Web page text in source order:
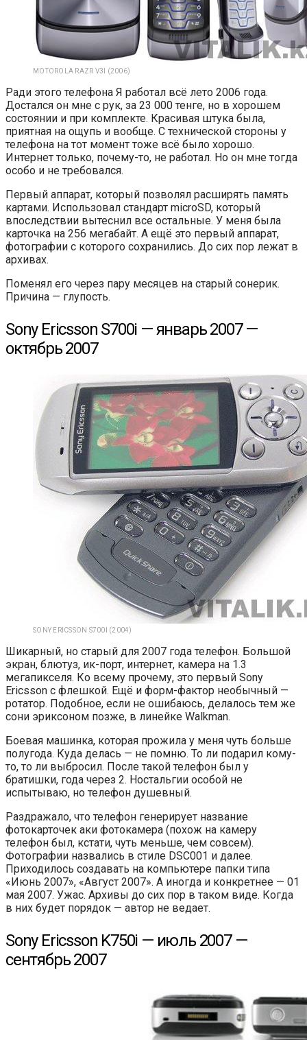
MOTOROLA RAZR V3I (2006)
Ради этого телефона Я работал всё лето 2006 года.
Достался он мне с рук, за 23 000 тенге, но в хорошем
состоянии и при комплекте. Красивая штука была,
приятная на ощупь и вообще. С технической стороны у
телефона на тот момент тоже всё было хорошо.
Интернет только, почему-то, не работал. Но он мне тогда
особо и не требовался.
Первый аппарат, который позволял расширять память
картами. Использовал стандарт microSD, который
впоследствии вытеснил все остальные. У меня была
карточка на 256 мегабайт. А ещё это первый аппарат,
фотографии с которого сохранились. До сих пор лежат в
архивах.
Поменял его через пару месяцев на старый сонерик.
Причина — глупость.
Sony Ericsson S700i — январь 2007 —
октябрь 2007
SONY ERICSSON S700I (2004)
Шикарный, но старый для 2007 года телефон. Большой
экран, блютуз, ик-порт, интернет, камера на 1.3
мегапикселя. Ко всему прочему, это первый Sony
Ericsson с флешкой. Ещё и форм-фактор необычный —
ротатор. Подобное, если не ошибаюсь, делалось тем же
сони эриксоном позже, в линейке Walkman.
Боевая машинка, которая прожила у меня чуть больше
полугода. Куда делась — не помню. То ли подарил кому-
то, то ли выбросил. После такой телефон был у
братишки, года через 2. Ностальгии особой не
испытываю, но телефон душевный.
Раздражало, что телефон генерирует название
фотокарточек аки фотокамера (похож на камеру
телефон был, кстати, чуть меньше, чем совсем).
Фотографии назвались в стиле DSC001 и далее.
Приходилось создавать на компьютере папки типа
«Июнь 2007», «Август 2007». А иногда и конкретнее — 01
мая 2007. Ужас. Архивы до сих пор в таком виде. Когда
в них будет порядок — автор не ведает.
Sony Ericsson K750i — июль 2007 —
сентябрь 2007